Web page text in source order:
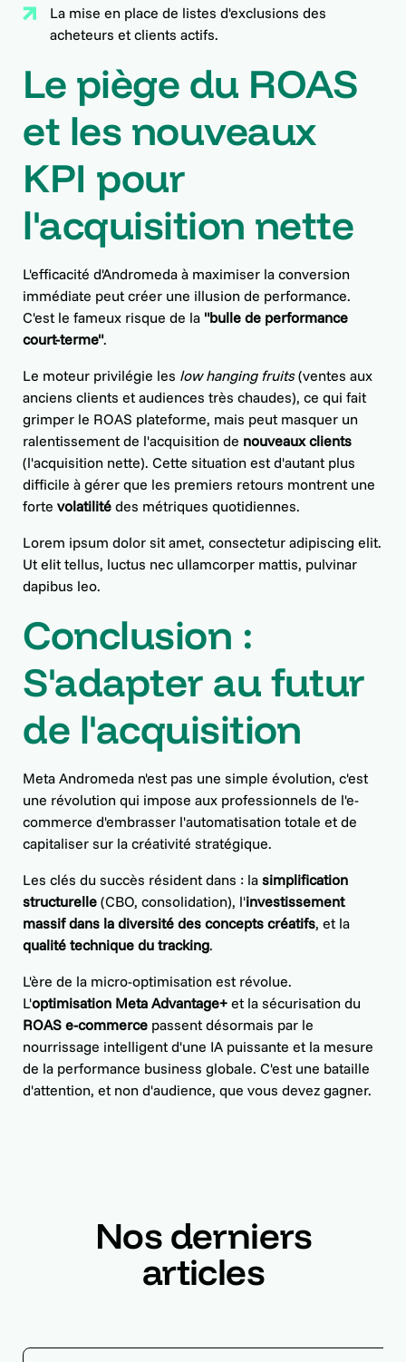
La mise en place de listes d'exclusions des
acheteurs et clients actifs.
Le piège du ROAS
et les nouveaux
KPI pour
l'acquisition nette
L'efficacité d'Andromeda à maximiser la conversion
immédiate peut créer une illusion de performance.
C'est le fameux risque de la "bulle de performance
court-terme".
Le moteur privilégie les low hanging fruits(ventes aux
anciens clients et audiences très chaudes), ce qui fait
grimper le ROAS plateforme, mais peut masquer un
ralentissement de l'acquisition de nouveaux clients
(l'acquisition nette). Cette situation est d'autant plus
difficile à gérer que les premiers retours montrent une
fortevolatilité des métriques quotidiennes.
Lorem ipsum dolor sit amet, consectetur adipiscing elit.
Ut elit tellus, luctus nec ullamcorper mattis, pulvinar
dapibus leo.
Conclusion :
S'adapter au futur
de l'acquisition
Meta Andromeda n'est pas une simple évolution, c'est
une révolution qui impose aux professionnels de l'e-
commerce d'embrasser l'automatisation totale et de
capitaliser sur la créativité stratégique.
Les clés du succès résident dans : lasimplification
structurelle (CBO, consolidation), l'investissement
massif dans la diversité des concepts créatifs, et la
qualité technique du tracking.
L'ère de la micro-optimisation est révolue.
L'optimisation Meta Advantage+ et la sécurisation du
ROAS e-commerce passent désormais par le
nourrissage intelligent d'une IA puissante et la mesure
de la performance business globale. C'est une bataille
d'attention, et non d'audience, que vous devez gagner.
Nos derniers
articles